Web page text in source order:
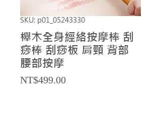
SKU: p01_05243330
櫸木全身經絡按摩棒 刮
痧棒 刮痧板 肩頸 背部
腰部按摩
NT$499.00Price